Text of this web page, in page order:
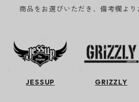
商品をお選びいただき、備考欄より
JESSUP GRIZZLY